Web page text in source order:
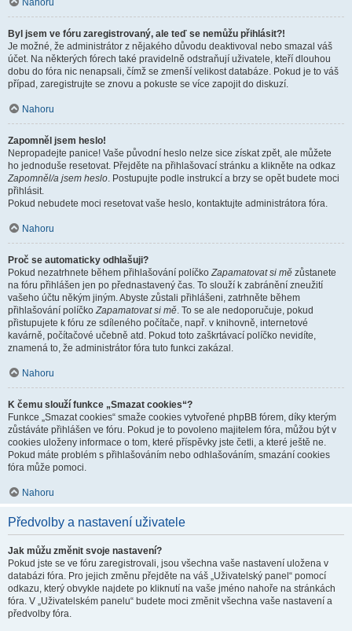
Nahoru
Byl jsem ve fóru zaregistrovaný, ale teď se nemůžu přihlásit?!
Je možné, že administrátor z nějakého důvodu deaktivoval nebo smazal váš
účet. Na některých fórech také pravidelně odstraňují uživatele, kteří dlouhou
dobu do fóra nic nenapsali, čímž se zmenší velikost databáze. Pokud je to váš
případ, zaregistrujte se znovu a pokuste se více zapojit do diskuzí.
Nahoru
Zapomněl jsem heslo!
Nepropadejte panice! Vaše původní heslo nelze sice získat zpět, ale můžete
ho jednoduše resetovat. Přejděte na přihlašovací stránku a klikněte na odkaz
Zapomněl/a jsem heslo. Postupujte podle instrukcí a brzy se opět budete moci
přihlásit.
Pokud nebudete moci resetovat vaše heslo, kontaktujte administrátora fóra.
Nahoru
Proč se automaticky odhlašuji?
Pokud nezatrhnete během přihlašování políčkoZapamatovat si mě zůstanete
na fóru přihlášen jen po přednastavený čas. To slouží k zabránění zneužití
vašeho účtu někým jiným. Abyste zůstali přihlášeni, zatrhněte během
přihlašování políčkoZapamatovat si mě. To se ale nedoporučuje, pokud
přistupujete k fóru ze sdíleného počítače, např. v knihovně, internetové
kavárně, počítačové učebně atd. Pokud toto zaškrtávací políčko nevidíte,
znamená to, že administrátor fóra tuto funkci zakázal.
Nahoru
K čemu slouží funkce „Smazat cookies“?
Funkce „Smazat cookies“ smaže cookies vytvořené phpBB fórem, díky kterým
zůstáváte přihlášen ve fóru. Pokud je to povoleno majitelem fóra, můžou být v
cookies uloženy informace o tom, které příspěvky jste četli, a které ještě ne.
Pokud máte problém s přihlašováním nebo odhlašováním, smazání cookies
fóra může pomoci.
Nahoru
Předvolby a nastavení uživatele
Jak můžu změnit svoje nastavení?
Pokud jste se ve fóru zaregistrovali, jsou všechna vaše nastavení uložena v
databázi fóra. Pro jejich změnu přejděte na váš „Uživatelský panel“ pomocí
odkazu, který obvykle najdete po kliknutí na vaše jméno nahoře na stránkách
fóra. V „Uživatelském panelu“ budete moci změnit všechna vaše nastavení a
předvolby fóra.